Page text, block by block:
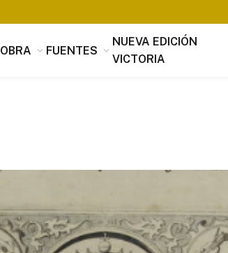
OBRA FUENTES
NUEVA EDICIÓN
VICTORIA